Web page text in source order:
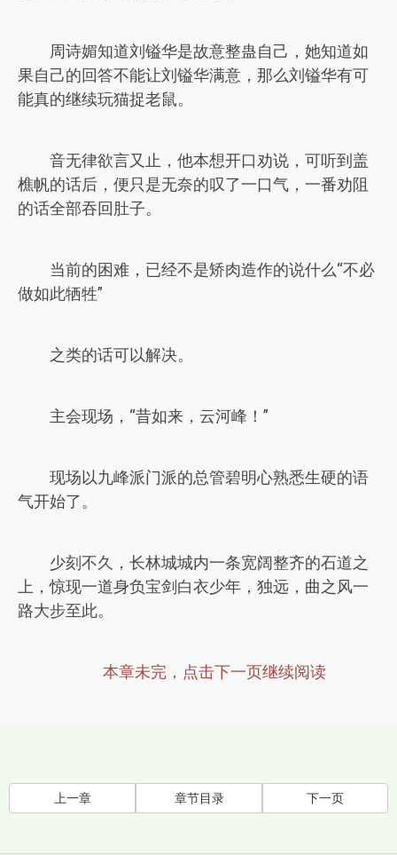
周诗媚知道刘镒华是故意整蛊自己，她知道如
果自己的回答不能让刘镒华满意，那么刘镒华有可
能真的继续玩猫捉老鼠。
音无律欲言又止，他本想开口劝说，可听到盖
樵帆的话后，便只是无奈的叹了一口气，一番劝阻
的话全部吞回肚子。
当前的困难，已经不是矫肉造作的说什么“不必
做如此牺牲”
之类的话可以解决。
主会现场，“昔如来，云河峰！”
现场以九峰派门派的总管碧明心熟悉生硬的语
气开始了。
少刻不久，长林城城内一条宽阔整齐的石道之
上，惊现一道身负宝剑白衣少年，独远，曲之风一
路大步至此。
本章未完，点击下一页继续阅读
上一章 章节目录 下一页